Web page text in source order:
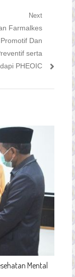
Next
Farmalkes
Dan
serta
PHEOIC
Mental